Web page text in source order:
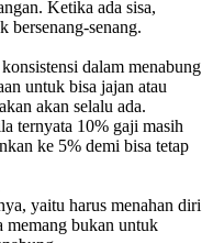
Ketika ada sisa,
bersenang-senang.
dalam menabung
untuk bisa jajan atau
akan selalu ada.
ternyata 10% gaji masih
ke 5% demi bisa tetap
yaitu harus menahan diri
memang bukan untuk